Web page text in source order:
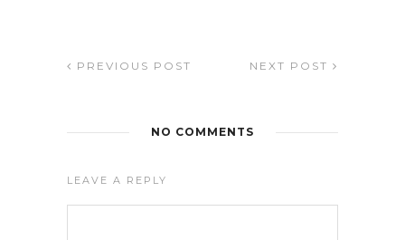
PREVIOUS POST NEXT POST
NO COMMENTS
LEAVE A REPLY